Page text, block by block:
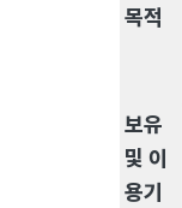
목적
보유
및 이
용기